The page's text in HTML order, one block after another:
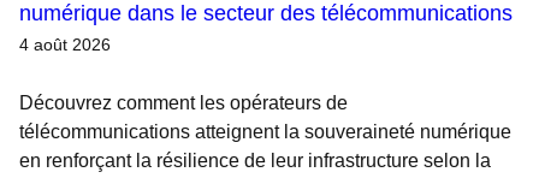
numérique dans le secteur des télécommunications
4 août 2026
Découvrez comment les opérateurs de
télécommunications atteignent la souveraineté numérique
en renforçant la résilience de leur infrastructure selon la